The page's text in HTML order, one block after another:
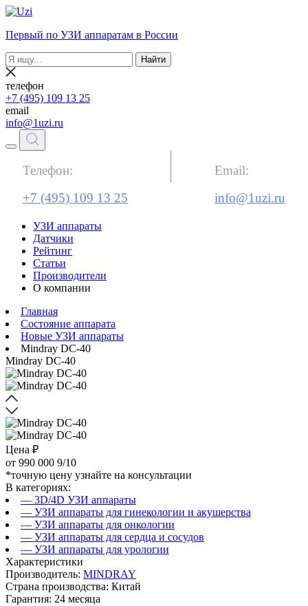
Первый по УЗИ аппаратам в России
Найти
телефон
+7 (495) 109 13 25
email
info@1uzi.ru
Телефон:
+7 (495) 109 13 25
Email:
info@1uzi.ru
УЗИ аппараты
Датчики
Рейтинг
Статьи
Производители
О компании
Главная
Состояние аппарата
Новые УЗИ аппараты
Mindray DC-40
Mindray DC-40
Цена ₽
от 990 000 9/10
*точную цену узнайте на консультации
В категориях:
— 3D/4D УЗИ аппараты
— УЗИ аппараты для гинекологии и акушерства
— УЗИ аппараты для онкологии
— УЗИ аппараты для сердца и сосудов
— УЗИ аппараты для урологии
Характеристики
Производитель: MINDRAY
Страна производства: Китай
Гарантия: 24 месяца